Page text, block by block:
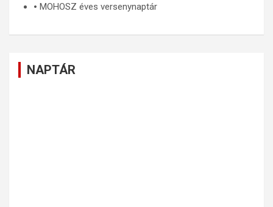
🞄 MOHOSZ éves versenynaptár
NAPTÁR